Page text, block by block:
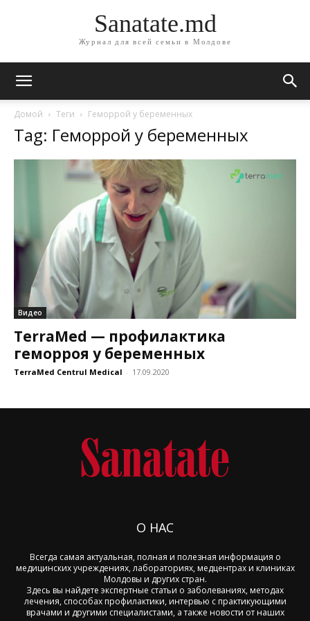
Sanatate.md
Журнал для всей семьи в Молдове
Домой Теги Геморрой у беременных
Tag: Геморрой у беременных
Видео
TerraMed — профилактика
геморроя у беременных
TerraMed Centrul Medical - 17.09.2020
О НАС
Всегда самая актуальная, полная и полезная информация о
медицинских учреждениях, лабораториях, медцентрах и клиниках
Молдовы и других стран.
Здесь вы найдете экспертные статьи о заболеваниях, методах
лечения, способах профилактики, интервью с практикующими
врачами и другими специалистами, а также новости от наших